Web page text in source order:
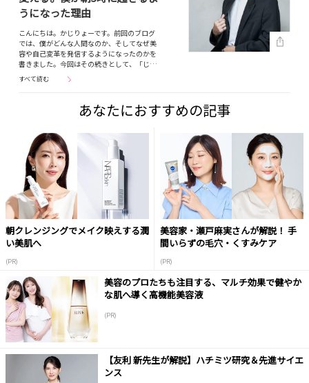
うになった理由
こんにちは。かじりょーです。前回のブログ
では、僕がどんな人間なのか、そしてなぜ美
容や自己変革を発信するようになったのかを
書きました。今回はその続きとして、「じ…
すべて読む
あなたにおすすめの記事
朝クレンジングでメイク映えする潤
い美肌へ
(PR)
美容家・瀬戸麻実さんが解説！ 手
間いらずの毛穴・くすみケア
(PR)
美容のプロたちも注目する、マルチ効果で健やか
な肌へ導く高機能美容液
(PR)
【友利 新先生が解説】ハチミツ研究＆先進サイエ
ンス